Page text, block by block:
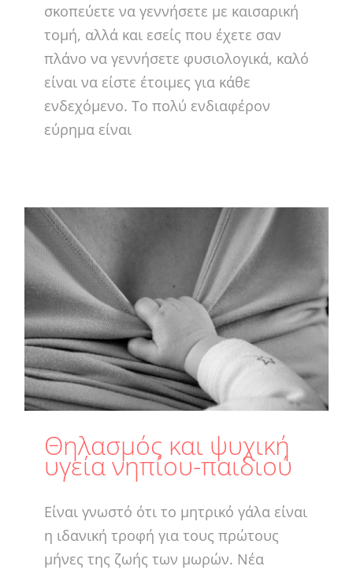
σκοπεύετε να γεννήσετε με καισαρική
τομή, αλλά και εσείς που έχετε σαν
πλάνο να γεννήσετε φυσιολογικά, καλό
είναι να είστε έτοιμες για κάθε
ενδεχόμενο. Το πολύ ενδιαφέρον
εύρημα είναι
Θηλασμός και ψυχική
υγεία νηπίου-παιδιού
Είναι γνωστό ότι το μητρικό γάλα είναι
η ιδανική τροφή για τους πρώτους
μήνες της ζωής των μωρών. Νέα